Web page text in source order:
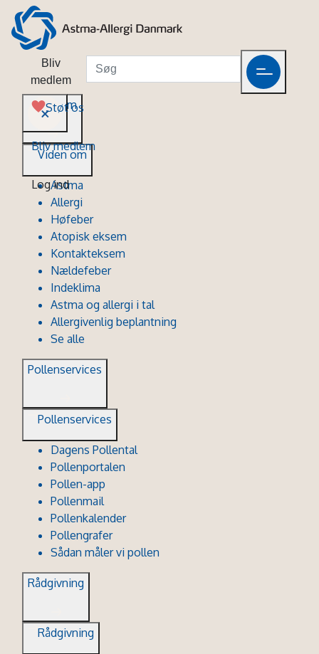
Bliv
medlem
Støt os
Bliv medlem
Log ind
Viden om
Viden om
Astma
Allergi
Høfeber
Atopisk eksem
Kontakteksem
Nældefeber
Indeklima
Astma og allergi i tal
Allergivenlig beplantning
Se alle
Pollenservices
Pollenservices
Dagens Pollental
Pollenportalen
Pollen-app
Pollenmail
Pollenkalender
Pollengrafer
Sådan måler vi pollen
Rådgivning
Rådgivning